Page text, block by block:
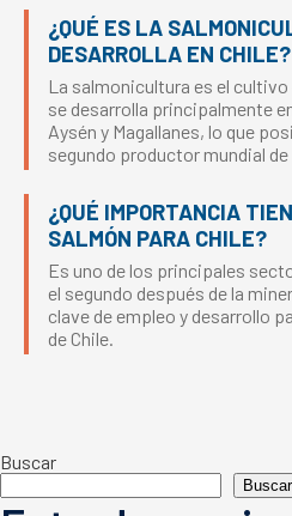
¿QUÉ ES LA
DESARROLLA EN CHILE?
La salmonicultura es el
se desarrolla principalmente
Aysén y Magallanes, lo que
segundo productor mundial
¿QUÉ IMPORTANCIA
SALMÓN PARA CHILE?
Es uno de los principales
el segundo después de la
clave de empleo y desarrollo
de Chile.
Buscar
Buscar